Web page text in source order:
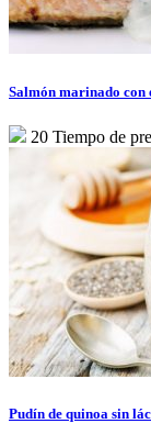
Salmón marinado con
20 Tiempo de
Pudín de quinoa sin